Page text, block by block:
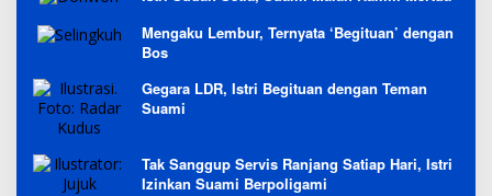
Mengaku Lembur, Ternyata ‘Begituan’ dengan
Bos
Gegara LDR, Istri Begituan dengan Teman
Suami
Tak Sanggup Servis Ranjang Satiap Hari, Istri
Izinkan Suami Berpoligami